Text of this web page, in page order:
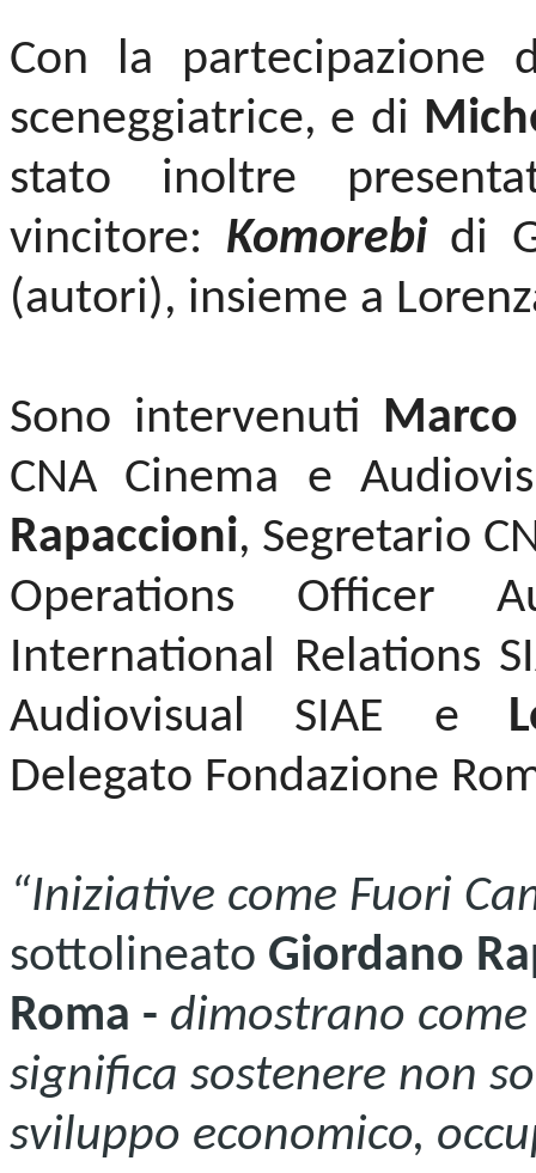
Con la partecipazione
sceneggiatrice, e di
stato inoltre
vincitore: Komorebidi
(autori), insieme a
Sono intervenuti Marco
CNA Cinema e
Rapaccioni, Segretario
Operations Officer
International Relations
Audiovisual SIAE e
Delegato Fondazione
“Iniziative come Fuori
sottolineato Giordano
Roma - dimostrano
significa sostenere non
sviluppo economico,